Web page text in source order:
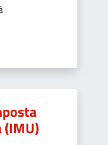
(IMU)